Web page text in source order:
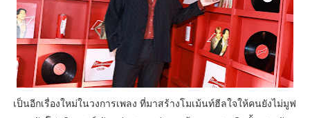
เป็นอีกเรื่องใหม่ในวงการเพลง ที่มาสร้างโมเม้นท์ฮีลใจให้คนยังไม่มูฟ